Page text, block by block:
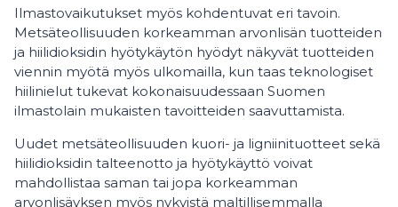
Ilmastovaikutukset myös kohdentuvat eri tavoin.
Metsäteollisuuden korkeamman arvonlisän tuotteiden
ja hiilidioksidin hyötykäytön hyödyt näkyvät tuotteiden
viennin myötä myös ulkomailla, kun taas teknologiset
hiilinielut tukevat kokonaisuudessaan Suomen
ilmastolain mukaisten tavoitteiden saavuttamista.
Uudet metsäteollisuuden kuori- ja ligniinituotteet sekä
hiilidioksidin talteenotto ja hyötykäyttö voivat
mahdollistaa saman tai jopa korkeamman
arvonlisäyksen myös nykyistä maltillisemmalla